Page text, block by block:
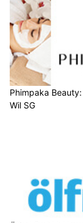
Phimpaka
Wil SG